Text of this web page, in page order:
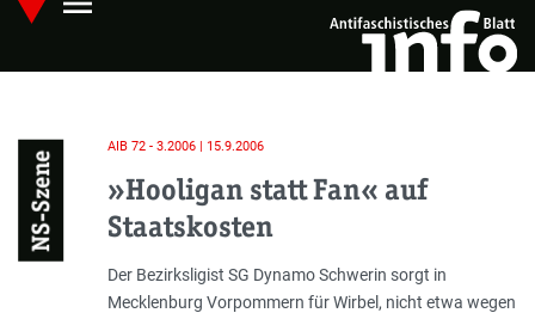
Skip
main
Hauptmenü öffnen
NS-Szene
AIB 72 - 3.2006 | 15.9.2006
»Hooligan statt Fan« auf
Staatskosten
Einleitung
Der Bezirksligist SG Dynamo Schwerin sorgt in
Mecklenburg Vorpommern für Wirbel, nicht etwa wegen